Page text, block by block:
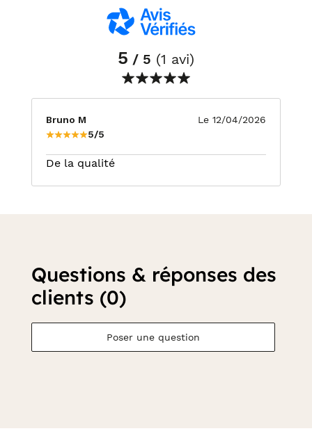
5 / 5 (1 avi)
Bruno M
5/5
Le 12/04/2026
De la qualité
Questions & réponses des
clients (0)
Poser une question